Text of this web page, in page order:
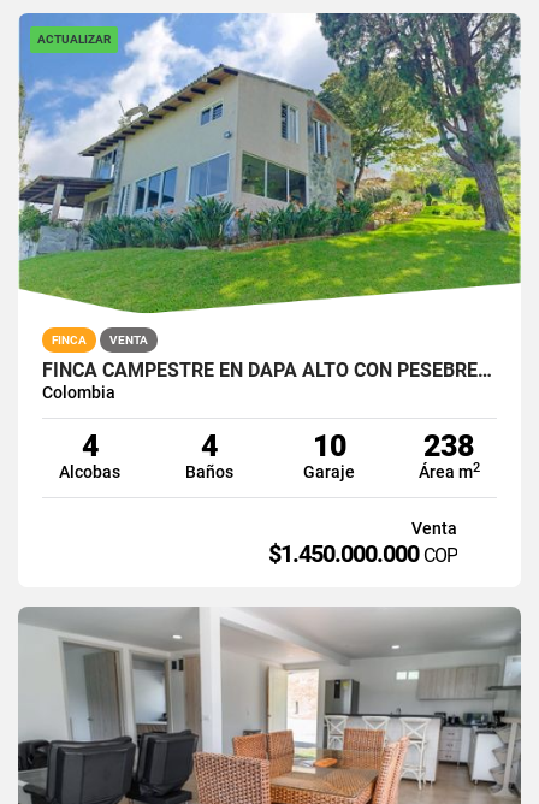
ACTUALIZAR
FINCA VENTA
FINCA CAMPESTRE EN DAPA ALTO CON PESEBRERA
Colombia
4
Alcobas
4
Baños
10
Garaje
238
Área m2
Venta
$1.450.000.000 COP